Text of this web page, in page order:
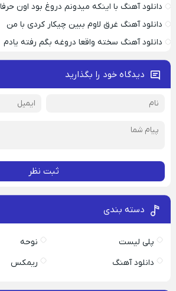
دانلود آهنگ با اینکه میدونم دروغ بود اون
دانلود آهنگ غرق لاوم ببین چیکار کردی با من
دانلود آهنگ سخته واقعا دروغه بگم رفته یادم
دیدگاه خود را بگذارید
ثبت نظر
دسته بندی
پلی لیست
نوحه
دانلود آهنگ
ریمکس